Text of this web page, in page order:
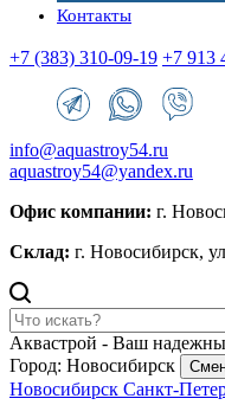
Контакты
+7 (383) 310-09-19 +7 913
info@aquastroy54.ru
aquastroy54@yandex.ru
Офис компании: г.
Склад: г. Новосибирск,
Аквастрой - Ваш
Город: Новосибирск
Новосибирск Санкт-